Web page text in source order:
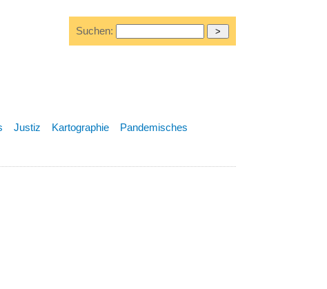
Suchen:
Justiz Kartographie
Pandemisches